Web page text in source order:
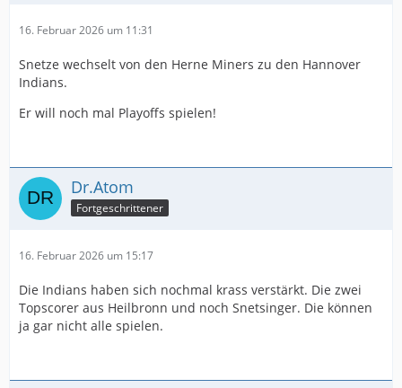
16. Februar 2026 um 11:31
Snetze wechselt von den Herne Miners zu den Hannover
Indians.
Er will noch mal Playoffs spielen!
Dr.Atom
Fortgeschrittener
16. Februar 2026 um 15:17
Die Indians haben sich nochmal krass verstärkt. Die zwei
Topscorer aus Heilbronn und noch Snetsinger. Die können
ja gar nicht alle spielen.